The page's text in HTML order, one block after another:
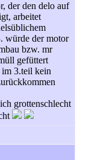
der den delo auf
arbeitet
würde der motor
bzw. mr
gefüttert
im 3.teil kein
grottenschlecht